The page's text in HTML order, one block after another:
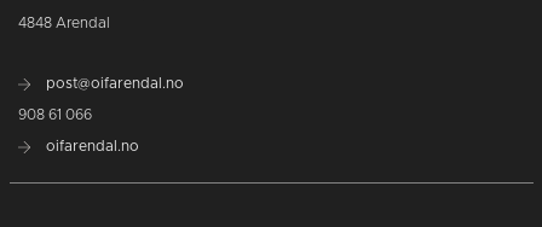
4848 Arendal
post@oifarendal.no
908 61 066
oifarendal.no